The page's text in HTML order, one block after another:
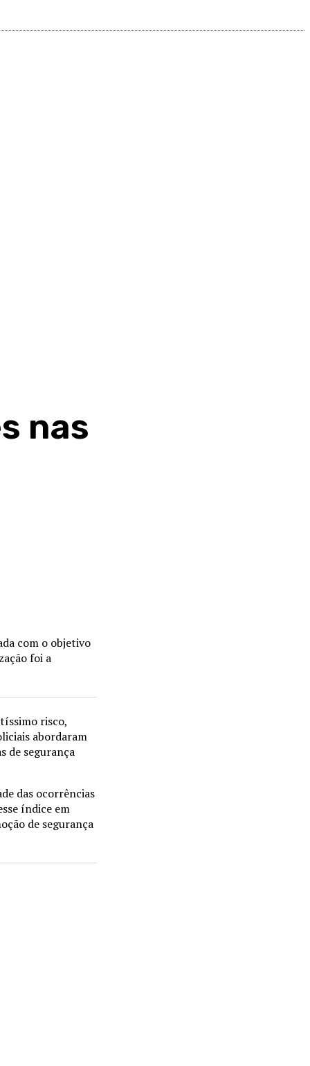
nas
com o objetivo
foi a
risco,
abordaram
de segurança
das ocorrências
índice em
de segurança